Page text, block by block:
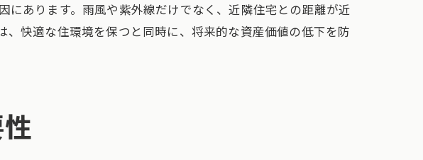
るコツ
あります。雨風や紫外線だけでなく、近隣住宅との距離が近
快適な住環境を保つと同時に、将来的な資産価値の低下を防